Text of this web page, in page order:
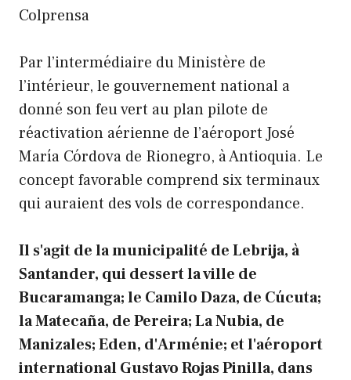
Colprensa
Par l’intermédiaire du Ministère de
l’intérieur, le gouvernement national a
donné son feu vert au plan pilote de
réactivation aérienne de l’aéroport José
María Córdova de Rionegro, à Antioquia. Le
concept favorable comprend six terminaux
qui auraient des vols de correspondance.
Il s'agit de la municipalité de Lebrija, à
Santander, qui dessert la ville de
Bucaramanga; le Camilo Daza, de Cúcuta;
la Matecaña, de Pereira; La Nubia, de
Manizales; Eden, d'Arménie; et l'aéroport
international Gustavo Rojas Pinilla, dans